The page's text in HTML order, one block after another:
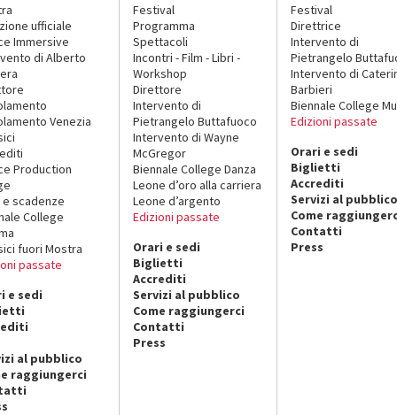
ufficiale
Immersive
di Alberto
Venezia
Production
e scadenze
College
fuori Mostra
passate
e sedi
al pubblico
raggiungerci
Festival
Programma
Spettacoli
Incontri - Film - Libri -
Workshop
Direttore
Intervento di
Pietrangelo Buttafuoco
Intervento di Wayne
McGregor
Biennale College Danza
Leone d’oro alla carriera
Leone d’argento
Edizioni passate
Orari e sedi
Biglietti
Accrediti
Servizi al pubblico
Come raggiungerci
Contatti
Press
Festival
Direttrice
Intervento di
Pietrangelo
Intervento di
Barbieri
Biennale College
Edizioni passate
Orari e sedi
Biglietti
Accrediti
Servizi al pubblico
Come
Contatti
Press